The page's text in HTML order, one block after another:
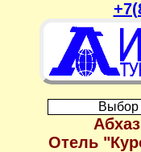
Выбор
Отель